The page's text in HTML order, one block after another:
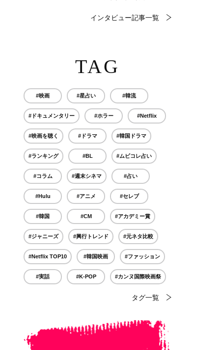
インタビュー記事一覧
TAG
#映画 #星占い #韓流
#ドキュメンタリー #ホラー #Netflix
#映画を聴く #ドラマ #韓国ドラマ
#ランキング #BL #ムビコレ占い
#コラム #週末シネマ #占い
#Hulu #アニメ #セレブ
#韓国 #CM #アカデミー賞
#ジャニーズ #興行トレンド #元ネタ比較
#Netflix TOP10 #韓国映画 #ファッション
#実話 #K-POP #カンヌ国際映画祭
タグ一覧